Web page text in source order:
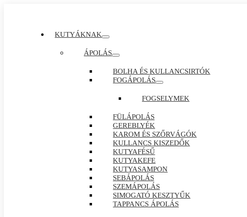
KUTYÁKNAK
ÁPOLÁS
BOLHA ÉS KULLANCSIRTÓK
FOGÁPOLÁS
FOGSELYMEK
FÜLÁPOLÁS
GEREBLYÉK
KAROM ÉS SZŐRVÁGÓK
KULLANCS KISZEDŐK
KUTYAFÉSŰ
KUTYAKEFE
KUTYASAMPON
SEBÁPOLÁS
SZEMÁPOLÁS
SIMOGATÓ KESZTYŰK
TAPPANCS ÁPOLÁS